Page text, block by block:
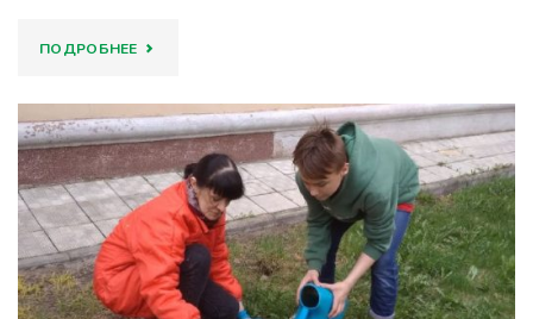
ПОДРОБНЕЕ"ВСЕ
СУББОТНИК!"